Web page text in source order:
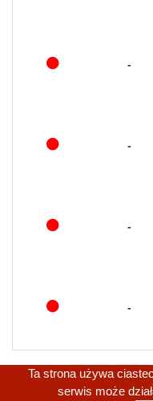
-
-
-
-
Ta strona używa
serwis może